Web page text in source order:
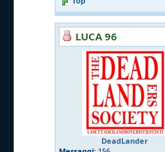
LUCA 96
DeadLander